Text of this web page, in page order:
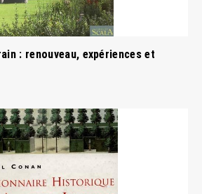
: renouveau, expériences et